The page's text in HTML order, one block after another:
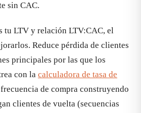
sin CAC.
tu LTV y relación LTV:CAC, el
Reduce pérdida de clientes
principales por las que los
con la calculadora de tasa de
de compra construyendo
clientes de vuelta (secuencias